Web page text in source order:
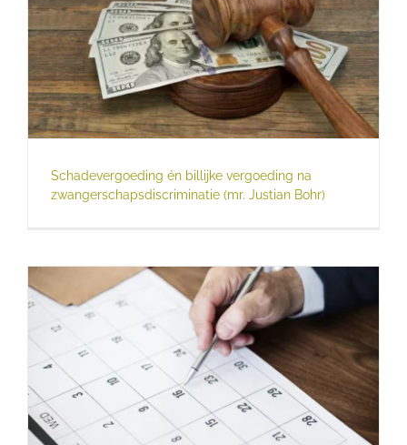
Schadevergoeding én billijke vergoeding na
zwangerschapsdiscriminatie (mr. Justian Bohr)